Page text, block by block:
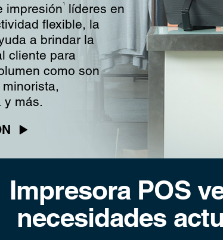
impresión 1
líderes en
flexible, la
a brindar la
cliente para
como son
y más.
Impresora POS
necesidades